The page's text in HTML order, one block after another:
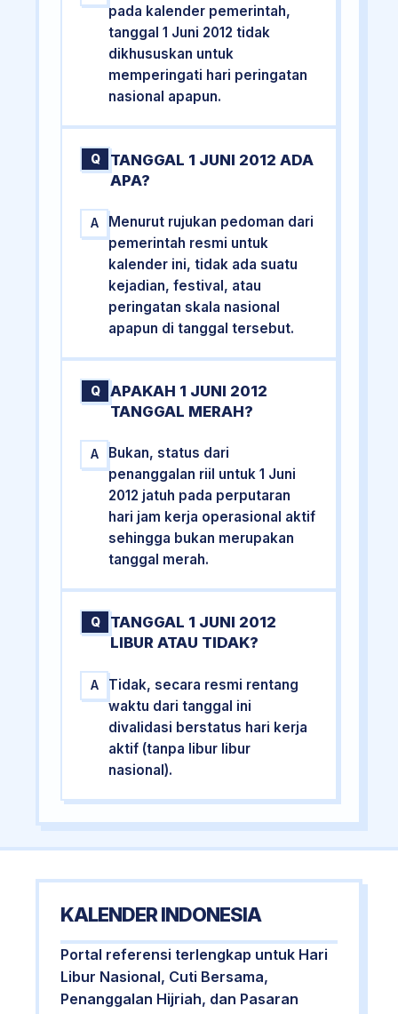
pada kalender pemerintah,
tanggal 1 Juni 2012 tidak
dikhususkan untuk
memperingati hari peringatan
nasional apapun.
Q
TANGGAL 1 JUNI 2012 ADA
APA?
A
Menurut rujukan pedoman dari
pemerintah resmi untuk
kalender ini, tidak ada suatu
kejadian, festival, atau
peringatan skala nasional
apapun di tanggal tersebut.
Q
APAKAH 1 JUNI 2012
TANGGAL MERAH?
A
Bukan, status dari
penanggalan riil untuk 1 Juni
2012 jatuh pada perputaran
hari jam kerja operasional aktif
sehingga bukan merupakan
tanggal merah.
Q
TANGGAL 1 JUNI 2012
LIBUR ATAU TIDAK?
A
Tidak, secara resmi rentang
waktu dari tanggal ini
divalidasi berstatus hari kerja
aktif (tanpa libur libur
nasional).
KALENDER INDONESIA
Portal referensi terlengkap untuk Hari
Libur Nasional, Cuti Bersama,
Penanggalan Hijriah, dan Pasaran